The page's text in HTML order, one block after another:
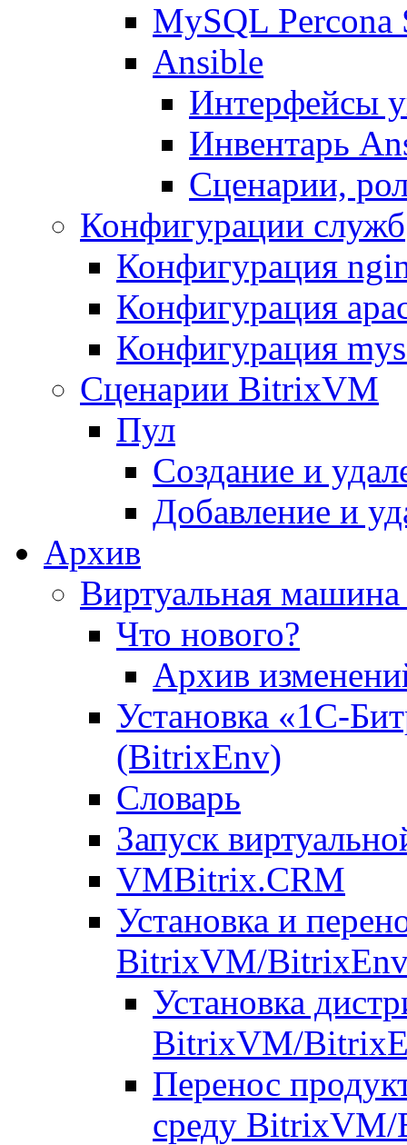
MySQL Percona
Ansible
Интерфейсы
Инвентарь
Сценарии,
Конфигурации служб
Конфигурация
Конфигурация
Конфигурация
Сценарии BitrixVM
Пул
Создание и
Добавление и
Архив
Виртуальная
Что нового?
Архив
Установка «1С-
(BitrixEnv)
Словарь
Запуск
VMBitrix.CRM
Установка и
BitrixVM/
Установка
BitrixVM/
Перенос
среду